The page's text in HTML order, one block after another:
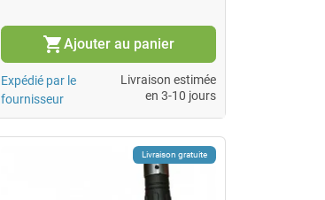
shopping_cartAjouter au panier
Expédié par le
fournisseur
Livraison estimée
en 3-10 jours
Livraison gratuite